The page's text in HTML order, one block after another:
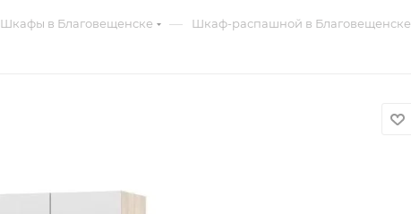
Шкафы в Благовещенске — Шкаф-распашной в Благовещенске